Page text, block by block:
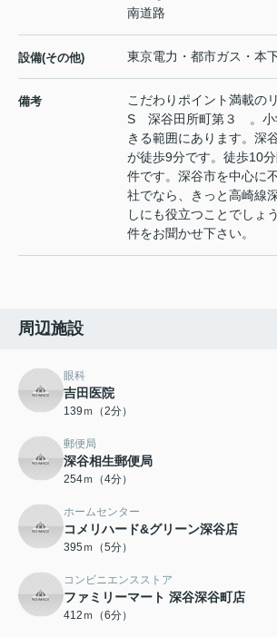
南道路
設備(その他) 東京電力・都市ガス・本
備考
こだわりポイント満載の
S 深谷田所町第３ 。小
きる範囲にあります。深
が徒歩9分です。徒歩10
件です。深谷市を中心に
社でなら、きっと高崎線
しにも役立つことでしょ
件をお聞かせ下さい。
周辺施設
眼科
吉田医院
139ｍ（2分）
郵便局
深谷相生郵便局
254ｍ（4分）
ホームセンター
コメリハード&グリーン深谷店
395ｍ（5分）
コンビニエンスストア
ファミリーマート 深谷深谷町店
412ｍ（6分）